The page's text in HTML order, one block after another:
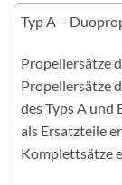
Typ A –
Propellersätze
Propellersätze
des Typs A und
als Ersatzteile
Komplettsätze